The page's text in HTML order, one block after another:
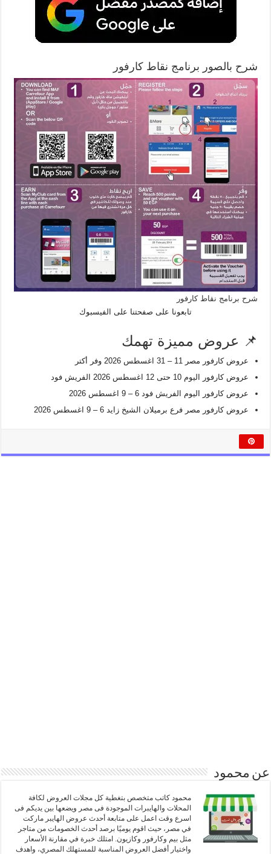
شرح بالصور برنامج نقاط كارفور
شرح برنامج نقاط كارفور
تابعونا على صفحتنا على الفيسبوك
📌 عروض مميزة تهمك
عروض كارفور مصر 11 – 31 اغسطس 2026 وفر أكتر
عروض كارفور اليوم 10 حتى 12 اغسطس 2026 الفريش فود
عروض كارفور اليوم الفريش فود 6 – 9 اغسطس 2026
عروض كارفور مصر فرع برميلان الشيخ زايد 6 – 9 اغسطس 2026
عن محمود
محمود كاتب متخصص بتغطية كل مجلات العروض لكافة
المحلات والهايبرات الموجودة فى مصر ويضعها بين يديكم فى
اسرع وقت اعمل على متابعة أحدث عروض الهايبر ماركت
في مصر، حيث اقوم يوميًا برصد أحدث الخصومات من متاجر
مثل بيم وكارفور وكازيون. امتلك خبرة في مقارنة الأسعار
واختيار أفضل العروض المناسبة للمستهلك المصري، واهدف